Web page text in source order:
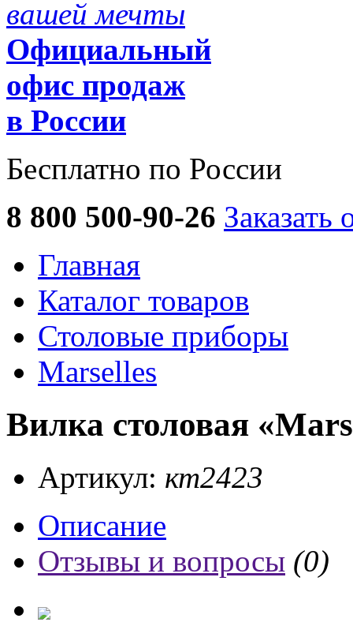
вашей мечты
Официальный
офис продаж
в России
Бесплатно по России
8 800 500-90-26 Заказать
Главная
Каталог товаров
Столовые приборы
Marselles
Вилка столовая
Артикул: кт2423
Описание
Отзывы и вопросы (0)